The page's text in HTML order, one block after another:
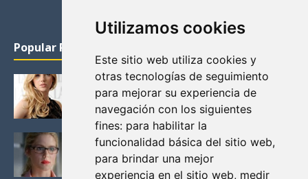
Utilizamos cookies
Este sitio web utiliza cookies y
otras tecnologías de seguimiento
para mejorar su experiencia de
navegación con los siguientes
fines: para habilitar la
funcionalidad básica del sitio web,
para brindar una mejor
experiencia en el sitio web, medir
Popular Posts
KATHERYN WINNICK: LA ACTRIZ MAS GUAPA DE
VIKINGOS
Junio 14, 2013
FELICITY (EMILY BETT RICKARDS), LAS FOTOS
MAS BONITAS DE LA ALIADA DE ARROW
Noviembre 30, 2013